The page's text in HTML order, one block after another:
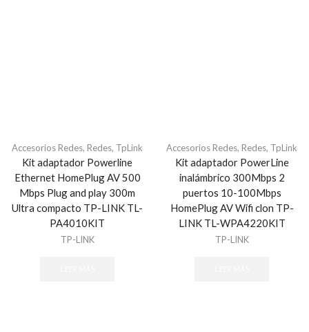
Accesorios Redes, Redes, TpLink
Kit adaptador Powerline
Ethernet HomePlug AV 500
Mbps Plug and play 300m
Ultra compacto TP-LINK TL-
PA4010KIT
TP-LINK
Accesorios Redes, Redes, TpLink
Kit adaptador PowerLine
inalámbrico 300Mbps 2
puertos 10-100Mbps
HomePlug AV Wifi clon TP-
LINK TL-WPA4220KIT
TP-LINK